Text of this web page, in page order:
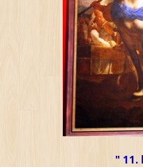
" 11.